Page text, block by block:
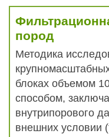
пород
Методика
блоках объемом
способом,
внутрипорового
внешних условии